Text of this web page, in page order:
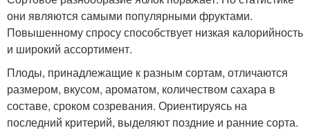
они являются самыми популярными фруктами.
Повышенному спросу способствует низкая калорийность
и широкий ассортимент.
Плоды, принадлежащие к разным сортам, отличаются
размером, вкусом, ароматом, количеством сахара в
составе, сроком созревания. Ориентируясь на
последний критерий, выделяют поздние и ранние сорта.